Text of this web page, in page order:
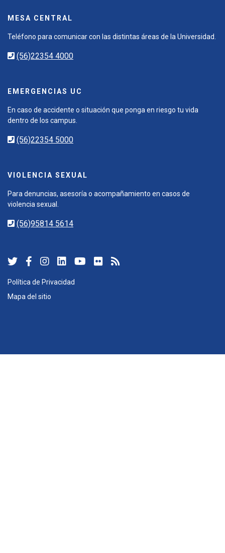
MESA CENTRAL
Teléfono para comunicar con las distintas áreas de la Universidad.
(56)22354 4000
EMERGENCIAS UC
En caso de accidente o situación que ponga en riesgo tu vida
dentro de los campus.
(56)22354 5000
VIOLENCIA SEXUAL
Para denuncias, asesoría o acompañamiento en casos de
violencia sexual.
(56)95814 5614
Política de Privacidad
Mapa del sitio